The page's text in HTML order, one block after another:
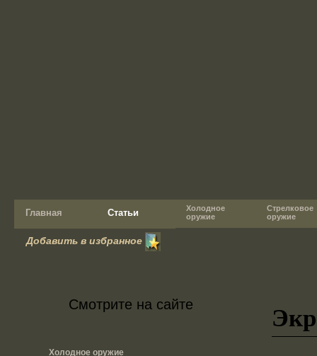
Главная Статьи
Холодное
оружие
Стрелковое
оружие
Добавить в избранное
Смотрите на сайте
Холодное оружие